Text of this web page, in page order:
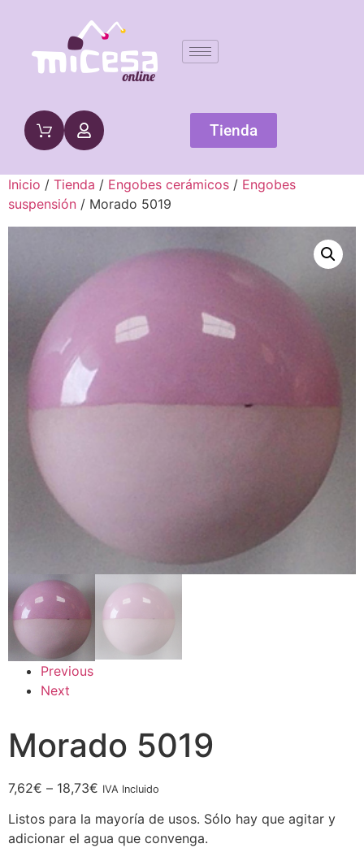
Tienda
Inicio / Tienda / Engobes cerámicos / Engobes
suspensión / Morado 5019
Previous
Next
Morado 5019
7,62€ – 18,73€ IVA Incluido
Listos para la mayoría de usos. Sólo hay que agitar y
adicionar el agua que convenga.